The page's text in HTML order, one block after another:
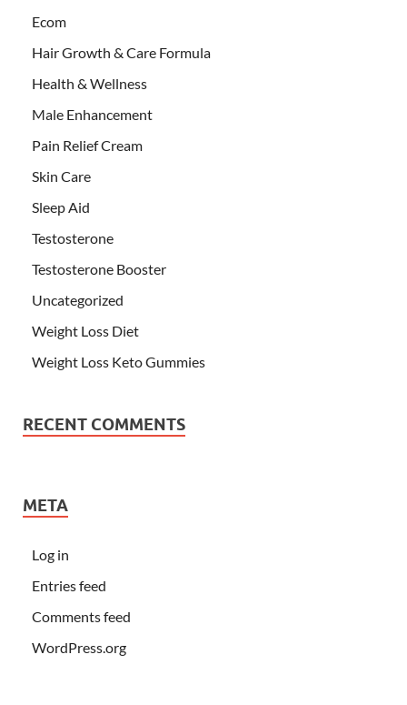
Ecom
Hair Growth & Care Formula
Health & Wellness
Male Enhancement
Pain Relief Cream
Skin Care
Sleep Aid
Testosterone
Testosterone Booster
Uncategorized
Weight Loss Diet
Weight Loss Keto Gummies
RECENT COMMENTS
META
Log in
Entries feed
Comments feed
WordPress.org